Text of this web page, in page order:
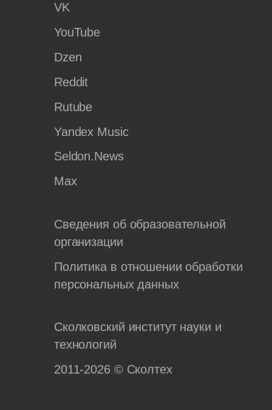
VK
YouTube
Dzen
Reddit
Rutube
Yandex Music
Seldon.News
Max
Сведения об образовательной
организации
Политика в отношении обработки
персональных данных
Сколковский институт науки и
технологий
2011-2026 © Сколтех